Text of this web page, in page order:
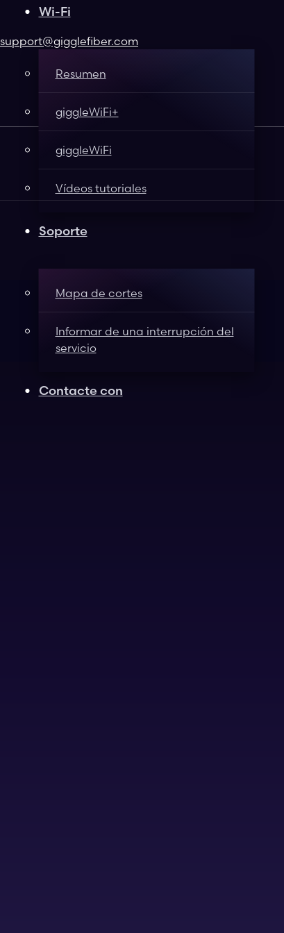
support@gigglefiber.com
Wi-Fi
Resumen
giggleWiFi+
giggleWiFi
Vídeos tutoriales
Soporte
Mapa de cortes
Informar de una interrupción del
servicio
Contacte con